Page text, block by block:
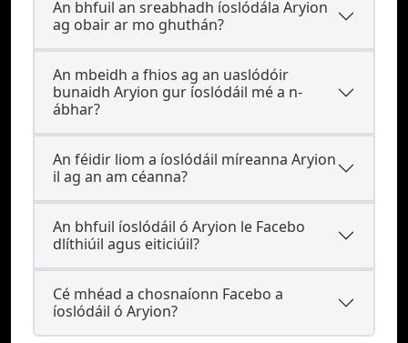
An bhfuil an sreabhadh íoslódála Aryion
ag obair ar mo ghuthán?
An mbeidh a fhios ag an uaslódóir
bunaidh Aryion gur íoslódáil mé a n-
ábhar?
An féidir liom a íoslódáil míreanna Aryion
il ag an am céanna?
An bhfuil íoslódáil ó Aryion le Facebo
dlíthiúil agus eiticiúil?
Cé mhéad a chosnaíonn Facebo a
íoslódáil ó Aryion?